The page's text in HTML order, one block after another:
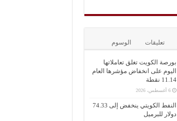
تعليقات الوسوم
بورصة الكويت تغلق تعاملاتها
اليوم على انخفاض مؤشرها العام
11.14 نقطة
6 أغسطس، 2026
النفط الكويتي ينخفض إلى 74.33
دولار للبرميل